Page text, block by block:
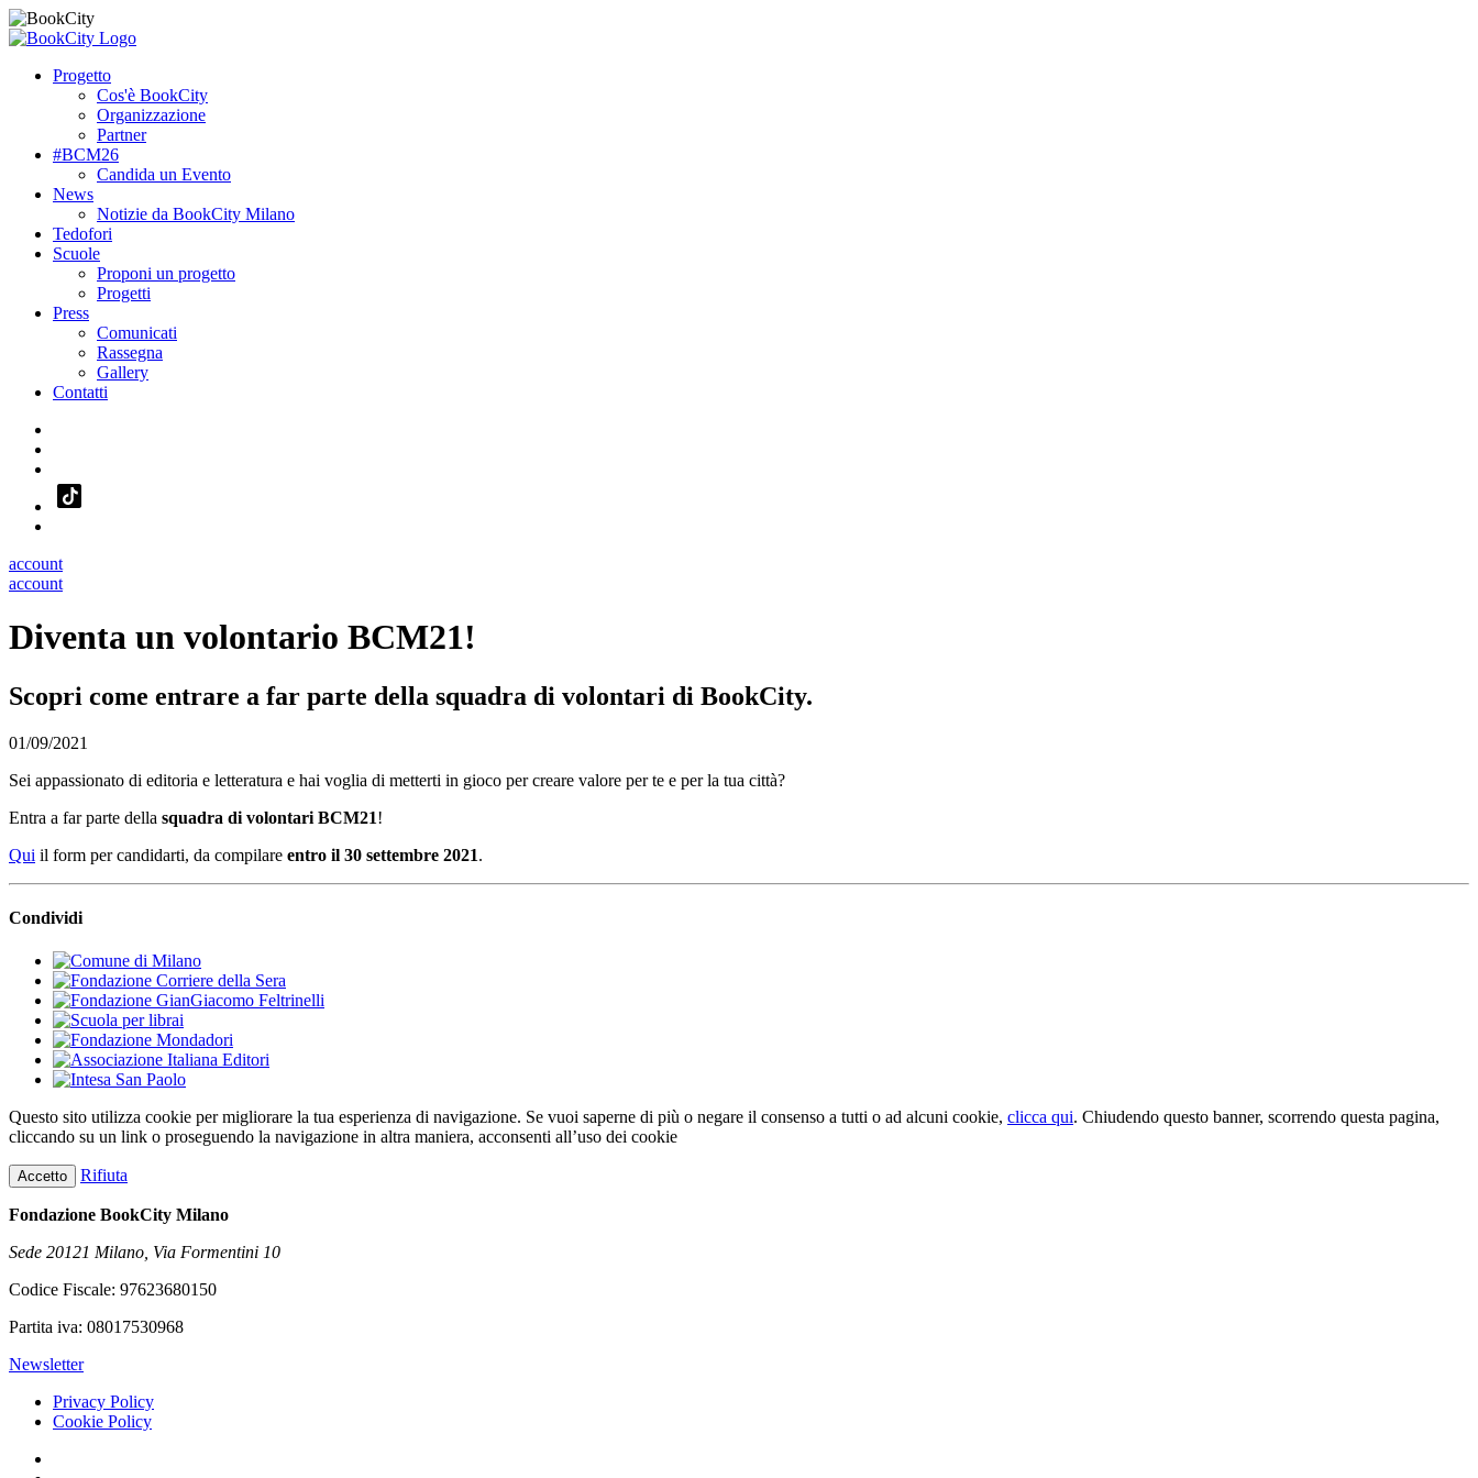
Progetto
Cos'è BookCity
Organizzazione
Partner
#BCM26
Candida un Evento
News
Notizie da BookCity Milano
Tedofori
Scuole
Proponi un progetto
Progetti
Press
Comunicati
Rassegna
Gallery
Contatti
account
account
Diventa un volontario BCM21!
Scopri come entrare a far parte della squadra di volontari di BookCity.
01/09/2021
Sei appassionato di editoria e letteratura e hai voglia di metterti in gioco per creare valore per te e per la tua città?
Entra a far parte della squadra di volontari BCM21!
Qui il form per candidarti, da compilare entro il 30 settembre 2021.
Condividi
Questo sito utilizza cookie per migliorare la tua esperienza di navigazione. Se vuoi saperne di più o negare il consenso a tutti o ad alcuni cookie, clicca qui. Chiudendo questo banner, scorrendo questa pagina,
cliccando su un link o proseguendo la navigazione in altra maniera, acconsenti all’uso dei cookie
Accetto Rifiuta
Fondazione BookCity Milano
Sede 20121 Milano, Via Formentini 10
Codice Fiscale: 97623680150
Partita iva: 08017530968
Newsletter
Privacy Policy
Cookie Policy